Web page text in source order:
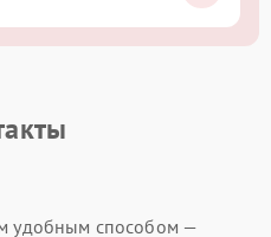
удобным способом —